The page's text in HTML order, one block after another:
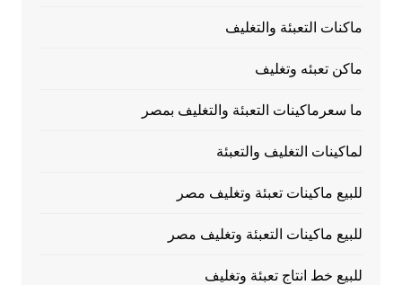
ماكنات التعبئة والتغليف
ماكن تعبئه وتغليف
ما سعرماكينات التعبئة والتغليف بمصر
لماكينات التغليف والتعبئة
للبيع ماكينات تعبئة وتغليف مصر
للبيع ماكينات التعبئة وتغليف مصر
للبيع خط انتاج تعبئة وتغليف